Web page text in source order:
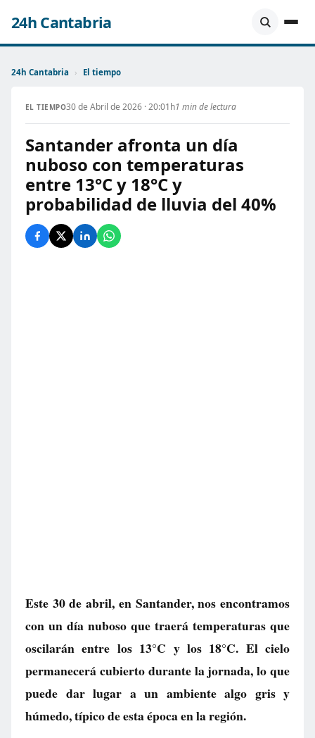
24h Cantabria
24h Cantabria › El tiempo
EL TIEMPO30 de Abril de 2026 · 20:01h1 min de lectura
Santander afronta un día
nuboso con temperaturas
entre 13°C y 18°C y
probabilidad de lluvia del 40%
Este 30 de abril, en Santander, nos encontramos
con un día nuboso que traerá temperaturas que
oscilarán entre los 13°C y los 18°C. El cielo
permanecerá cubierto durante la jornada, lo que
puede dar lugar a un ambiente algo gris y
húmedo, típico de esta época en la región.